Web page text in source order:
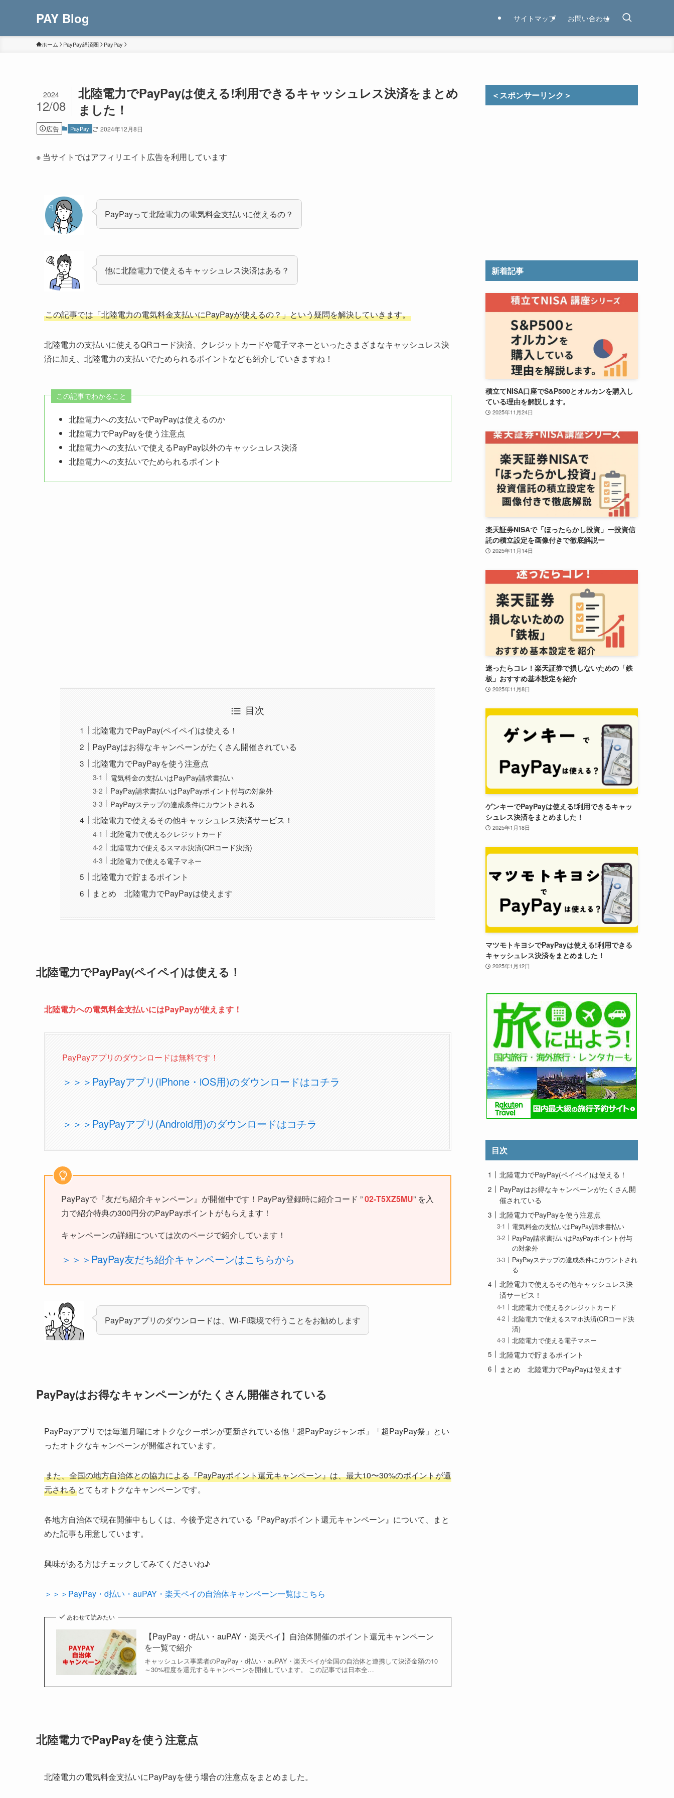
PAY Blog サイトマップ お問い合わせ
ホーム PayPay経済圏 PayPay
北陸電力でPayPayは使える!利用できるキャッシュレス決済をまとめ
ました！
2024
12/08
広告 PayPay 2024年12月8日
※ 当サイトではアフィリエイト広告を利用しています
PayPayって北陸電力の電気料金支払いに使えるの？
他に北陸電力で使えるキャッシュレス決済はある？
この記事では「北陸電力の電気料金支払いにPayPayが使えるの？」という疑問を解決していきます。
北陸電力の支払いに使えるQRコード決済、クレジットカードや電子マネーといったさまざまなキャッシュレス決
済に加え、北陸電力の支払いでためられるポイントなども紹介していきますね！
この記事でわかること
北陸電力への支払いでPayPayは使えるのか
北陸電力でPayPayを使う注意点
北陸電力への支払いで使えるPayPay以外のキャッシュレス決済
北陸電力への支払いでためられるポイント
目次
北陸電力でPayPay(ペイペイ)は使える！
PayPayはお得なキャンペーンがたくさん開催されている
北陸電力でPayPayを使う注意点
電気料金の支払いはPayPay請求書払い
PayPay請求書払いはPayPayポイント付与の対象外
PayPayステップの達成条件にカウントされる
北陸電力で使えるその他キャッシュレス決済サービス！
北陸電力で使えるクレジットカード
北陸電力で使えるスマホ決済(QRコード決済)
北陸電力で使える電子マネー
北陸電力で貯まるポイント
まとめ 北陸電力でPayPayは使えます
北陸電力でPayPay(ペイペイ)は使える！
北陸電力への電気料金支払いにはPayPayが使えます！
PayPayアプリのダウンロードは無料です！
＞＞＞PayPayアプリ(iPhone・iOS用)のダウンロードはコチラ
＞＞＞PayPayアプリ(Android用)のダウンロードはコチラ
PayPayで『友だち紹介キャンペーン』が開催中です！PayPay登録時に紹介コード ”02-T5XZ5MU” を入
力で紹介特典の300円分のPayPayポイントがもらえます！
キャンペーンの詳細については次のページで紹介しています！
＞＞＞PayPay友だち紹介キャンペーンはこちらから
PayPayアプリのダウンロードは、Wi-Fi環境で行うことをお勧めします
PayPayはお得なキャンペーンがたくさん開催されている
PayPayアプリでは毎週月曜にオトクなクーポンが更新されている他「超PayPayジャンボ」「超PayPay祭」とい
ったオトクなキャンペーンが開催されています。
また、全国の地方自治体との協力による『PayPayポイント還元キャンペーン』は、最大10〜30%のポイントが還
元されるとてもオトクなキャンペーンです。
各地方自治体で現在開催中もしくは、今後予定されている『PayPayポイント還元キャンペーン』について、まと
めた記事も用意しています。
興味がある方はチェックしてみてくださいね♪
＞＞＞PayPay・d払い・auPAY・楽天ペイの自治体キャンペーン一覧はこちら
あわせて読みたい
【PayPay・d払い・auPAY・楽天ペイ】自治体開催のポイント還元キャンペーン
を一覧で紹介
キャッシュレス事業者のPayPay・d払い・auPAY・楽天ペイが全国の自治体と連携して決済金額の10
～30%程度を還元するキャンペーンを開催しています。 この記事では日本全…
北陸電力でPayPayを使う注意点
北陸電力の電気料金支払いにPayPayを使う場合の注意点をまとめました。
＜スポンサーリンク＞
新着記事
積立てNISA口座でS&P500とオルカンを購入し
ている理由を解説します。
2025年11月24日
楽天証券NISAで「ほったらかし投資」ー投資信
託の積立設定を画像付きで徹底解説ー
2025年11月14日
迷ったらコレ！楽天証券で損しないための「鉄
板」おすすめ基本設定を紹介
2025年11月8日
ゲンキーでPayPayは使える!利用できるキャッ
シュレス決済をまとめました！
2025年1月18日
マツモトキヨシでPayPayは使える!利用できる
キャッシュレス決済をまとめました！
2025年1月12日
目次
北陸電力でPayPay(ペイペイ)は使える！
PayPayはお得なキャンペーンがたくさん開
催されている
北陸電力でPayPayを使う注意点
電気料金の支払いはPayPay請求書払い
PayPay請求書払いはPayPayポイント付与
の対象外
PayPayステップの達成条件にカウントされ
る
北陸電力で使えるその他キャッシュレス決
済サービス！
北陸電力で使えるクレジットカード
北陸電力で使えるスマホ決済(QRコード決
済)
北陸電力で使える電子マネー
北陸電力で貯まるポイント
まとめ 北陸電力でPayPayは使えます